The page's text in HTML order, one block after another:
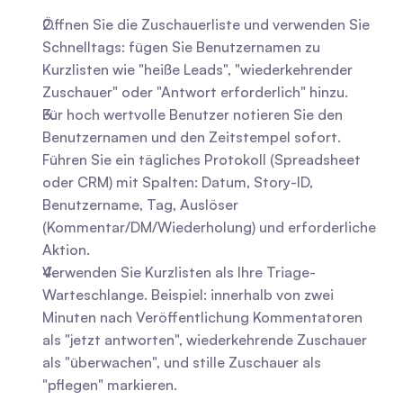
Öffnen Sie die Zuschauerliste und verwenden Sie
Schnelltags: fügen Sie Benutzernamen zu
Kurzlisten wie "heiße Leads", "wiederkehrender
Zuschauer" oder "Antwort erforderlich" hinzu.
Für hoch wertvolle Benutzer notieren Sie den
Benutzernamen und den Zeitstempel sofort.
Führen Sie ein tägliches Protokoll (Spreadsheet
oder CRM) mit Spalten: Datum, Story-ID,
Benutzername, Tag, Auslöser
(Kommentar/DM/Wiederholung) und erforderliche
Aktion.
Verwenden Sie Kurzlisten als Ihre Triage-
Warteschlange. Beispiel: innerhalb von zwei
Minuten nach Veröffentlichung Kommentatoren
als "jetzt antworten", wiederkehrende Zuschauer
als "überwachen", und stille Zuschauer als
"pflegen" markieren.